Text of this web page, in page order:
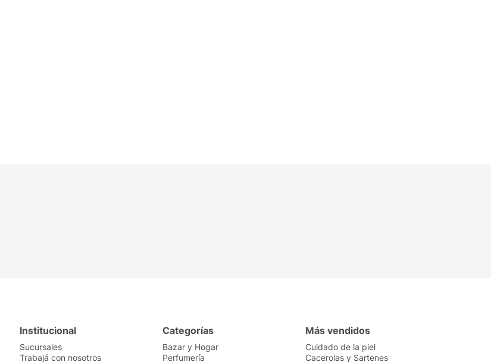
Institucional
Sucursales
Trabajá con nosotros
Categorías
Bazar y Hogar
Perfumería
Más vendidos
Cuidado de la piel
Cacerolas y Sartenes